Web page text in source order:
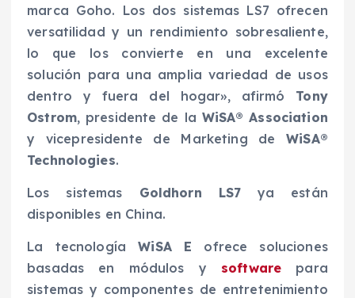
marca Goho. Los dos sistemas LS7 ofrecen
versatilidad y un rendimiento sobresaliente,
lo que los convierte en una excelente
solución para una amplia variedad de usos
dentro y fuera del hogar», afirmó Tony
Ostrom, presidente de la WiSA® Association
y vicepresidente de Marketing deWiSA®
Technologies.
Los sistemas Goldhorn LS7 ya están
disponibles en China.
La tecnologíaWiSA E ofrece soluciones
basadas en módulos y software para
sistemas y componentes de entretenimiento